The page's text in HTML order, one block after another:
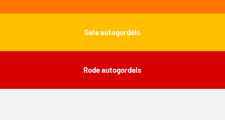
Gele autogordels
Rode autogordels